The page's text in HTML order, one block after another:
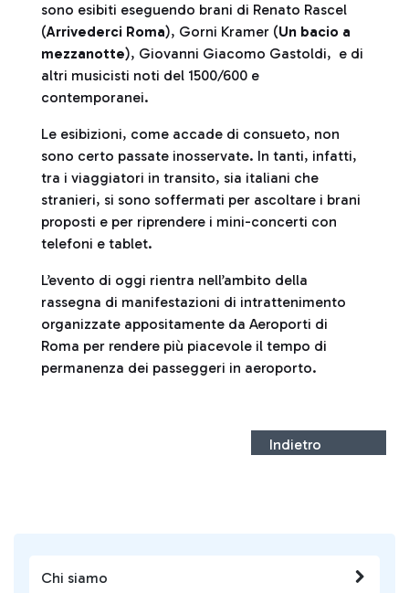
Chi siamo
sono esibiti eseguendo brani di Renato Rascel
(Arrivederci Roma), Gorni Kramer (Un bacio a
mezzanotte), Giovanni Giacomo Gastoldi, e di
altri musicisti noti del 1500/600 e
contemporanei.
Le esibizioni, come accade di consueto, non
sono certo passate inosservate. In tanti, infatti,
tra i viaggiatori in transito, sia italiani che
stranieri, si sono soffermati per ascoltare i brani
proposti e per riprendere i mini-concerti con
telefoni e tablet.
L’evento di oggi rientra nell’ambito della
rassegna di manifestazioni di intrattenimento
organizzate appositamente da Aeroporti di
Roma per rendere più piacevole il tempo di
permanenza dei passeggeri in aeroporto.
Indietro